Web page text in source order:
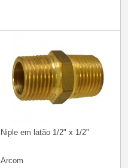
Niple em latão 1/2" x 1/2"
Arcom